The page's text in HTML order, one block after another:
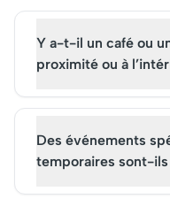
Y a-t-il un café ou
proximité ou à
Des événements
temporaires sont-